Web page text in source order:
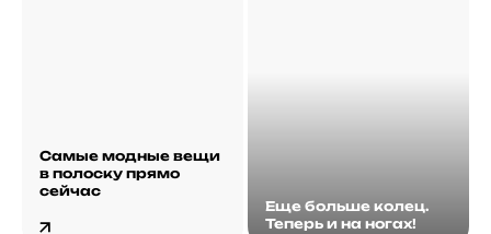
Самые модные вещи
в полоску прямо
сейчас
Еще больше колец.
Теперь и на ногах!